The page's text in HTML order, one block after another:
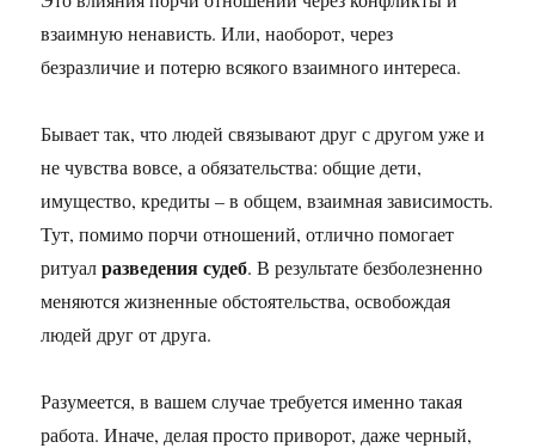
взаимную ненависть. Или, наоборот, через
безразличие и потерю всякого взаимного интереса.
Бывает так, что людей связывают друг с другом уже и
не чувства вовсе, а обязательства: общие дети,
имущество, кредиты – в общем, взаимная зависимость.
Тут, помимо порчи отношений, отлично помогает
ритуалразведения судеб. В результате безболезненно
меняются жизненные обстоятельства, освобождая
людей друг от друга.
Разумеется, в вашем случае требуется именно такая
работа. Иначе, делая просто приворот, даже черный,